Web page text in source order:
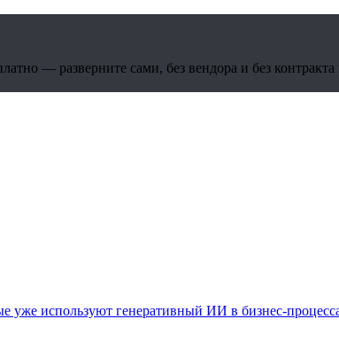
— разверните сами, без вендора и без контракта
используют генеративный ИИ в бизнес-